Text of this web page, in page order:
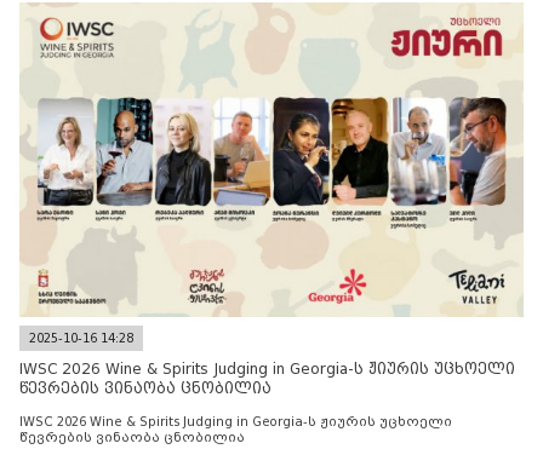
2025-10-16 14:28
IWSC 2026 Wine & Spirits Judging in Georgia-ს ჟიურის უცხოელი
წევრების ვინაობა ცნობილია
IWSC 2026 Wine & Spirits Judging in Georgia-ს ჟიურის უცხოელი
წევრების ვინაობა ცნობილია